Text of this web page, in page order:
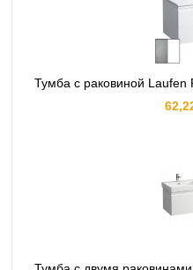
Тумба с раковиной Laufen